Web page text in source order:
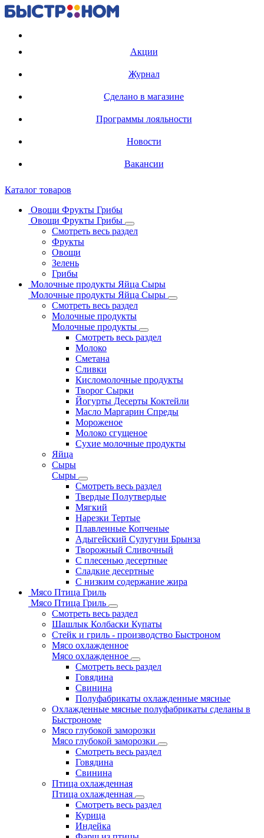
Акции
Журнал
Сделано в магазине
Программы лояльности
Новости
Вакансии
Каталог товаров
Овощи Фрукты Грибы
Овощи Фрукты Грибы
Смотреть весь раздел
Фрукты
Овощи
Зелень
Грибы
Молочные продукты Яйца Сыры
Молочные продукты Яйца Сыры
Смотреть весь раздел
Молочные продукты
Молочные продукты
Смотреть весь раздел
Молоко
Сметана
Сливки
Кисломолочные продукты
Творог Сырки
Йогурты Десерты Коктейли
Масло Маргарин Спреды
Мороженое
Молоко сгущеное
Сухие молочные продукты
Яйца
Сыры
Сыры
Смотреть весь раздел
Твердые Полутвердые
Мягкий
Нарезки Тертые
Плавленные Копченые
Адыгейский Сулугуни Брынза
Творожный Сливочный
С плесенью десертные
Сладкие десертные
С низким содержание жира
Мясо Птица Гриль
Мясо Птица Гриль
Смотреть весь раздел
Шашлык Колбаски Купаты
Стейк и гриль - производство Быстроном
Мясо охлажденное
Мясо охлажденное
Смотреть весь раздел
Говядина
Свинина
Полуфабрикаты охлажденные мясные
Охлажденные мясные полуфабрикаты сделаны в
Быстрономе
Мясо глубокой заморозки
Мясо глубокой заморозки
Смотреть весь раздел
Говядина
Свинина
Птица охлажденная
Птица охлажденная
Смотреть весь раздел
Курица
Индейка